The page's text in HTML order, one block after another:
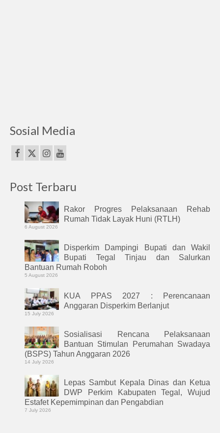
Sosial Media
Post Terbaru
Rakor Progres Pelaksanaan Rehab
Rumah Tidak Layak Huni (RTLH)
6 August 2026
Disperkim Dampingi Bupati dan Wakil
Bupati Tegal Tinjau dan Salurkan
Bantuan Rumah Roboh
5 August 2026
KUA PPAS 2027 : Perencanaan
Anggaran Disperkim Berlanjut
15 July 2026
Sosialisasi Rencana Pelaksanaan
Bantuan Stimulan Perumahan Swadaya
(BSPS) Tahun Anggaran 2026
14 July 2026
Lepas Sambut Kepala Dinas dan Ketua
DWP Perkim Kabupaten Tegal, Wujud
Estafet Kepemimpinan dan Pengabdian
7 July 2026